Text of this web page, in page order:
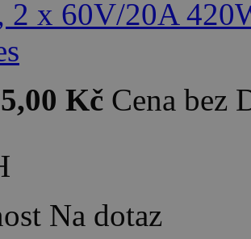
Kč Cena bez
Na dotaz